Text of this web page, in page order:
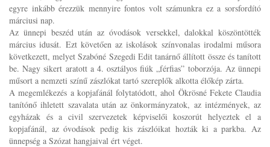
egyre inkább érezzük mennyire fontos volt számunkra ez a sorsfordító
márciusi nap.
Az ünnepi beszéd után az óvodások versekkel, dalokkal köszöntötték
március idusát. Ezt követően az iskolások színvonalas irodalmi műsora
következett, melyet Szabóné Szegedi Edit tanárnő állított össze és tanított
be. Nagy sikert aratott a 4. osztályos fiúk „férfias” toborzója. Az ünnepi
műsort a nemzeti színű zászlókat tartó szereplők alkotta élőkép zárta.
A megemlékezés a kopjafánál folytatódott, ahol Ökrösné Fekete Claudia
tanítónő ihletett szavalata után az önkormányzatok, az intézmények, az
egyházak és a civil szervezetek képviselői koszorút helyeztek el a
kopjafánál, az óvodások pedig kis zászlóikat hozták ki a parkba. Az
ünnepség a Szózat hangjaival ért véget.